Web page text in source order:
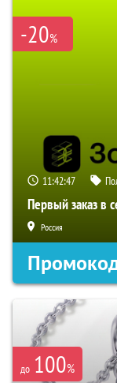
-20%
11:42:46
Первый заказ в
Россия
до 100%